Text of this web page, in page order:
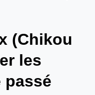
(Chikou
les
passé